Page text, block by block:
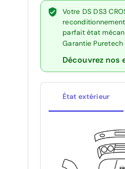
Votre DS DS3
parfait état
Garantie
Découvrez nos
État extérieur